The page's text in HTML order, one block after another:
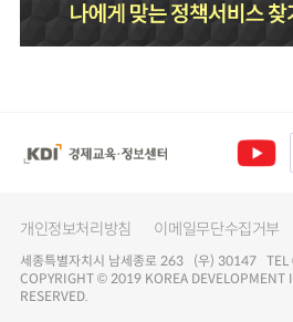
개인정보처리방침 이메일무단수집거부
세종특별자치시 남세종로 263 (우) 30147
COPYRIGHT © 2019 KOREA DEVELOPMENT
RESERVED.